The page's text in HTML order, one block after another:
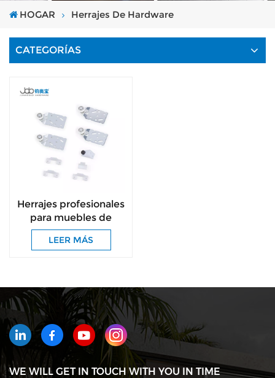
HOGAR Herrajes De Hardware
CATEGORÍAS
Herrajes profesionales
para muebles de
buena calidad, venta
al por mayor, sistema
puerta de armario con
ruedas
LEER MÁS
WE WILL GET IN TOUCH WITH YOU IN TIME